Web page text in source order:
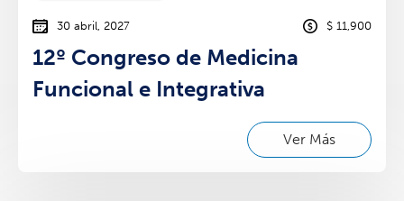
30 abril, 2027 $ 11,900
12º Congreso de Medicina
Funcional e Integrativa
Ver Más